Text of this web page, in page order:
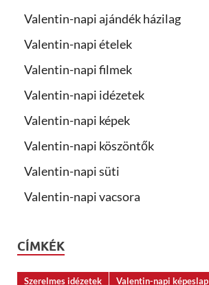
Valentin-napi ajándék házilag
Valentin-napi ételek
Valentin-napi filmek
Valentin-napi idézetek
Valentin-napi képek
Valentin-napi köszöntők
Valentin-napi süti
Valentin-napi vacsora
CÍMKÉK
Szerelmes idézetek
Valentin-napi képeslap